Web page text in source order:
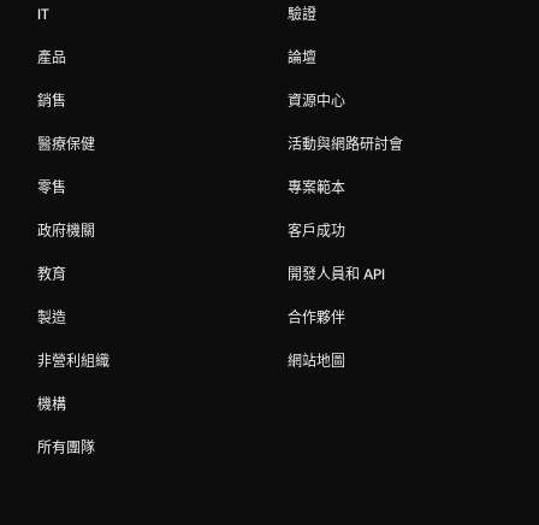
IT
產品
銷售
醫療保健
零售
政府機關
教育
製造
非營利組織
機構
所有團隊
驗證
論壇
資源中心
活動與網路研討會
專案範本
客戶成功
開發人員和 API
合作夥伴
網站地圖